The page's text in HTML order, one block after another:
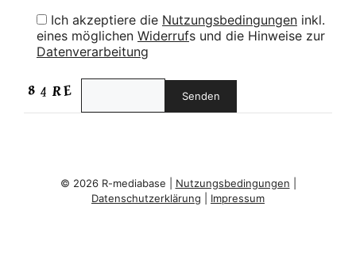
Ich akzeptiere die Nutzungsbedingungen inkl.
eines möglichen Widerrufs und die Hinweise zur
Datenverarbeitung
© 2026 R-mediabase | Nutzungsbedingungen
Datenschutzerklärung
Impressum